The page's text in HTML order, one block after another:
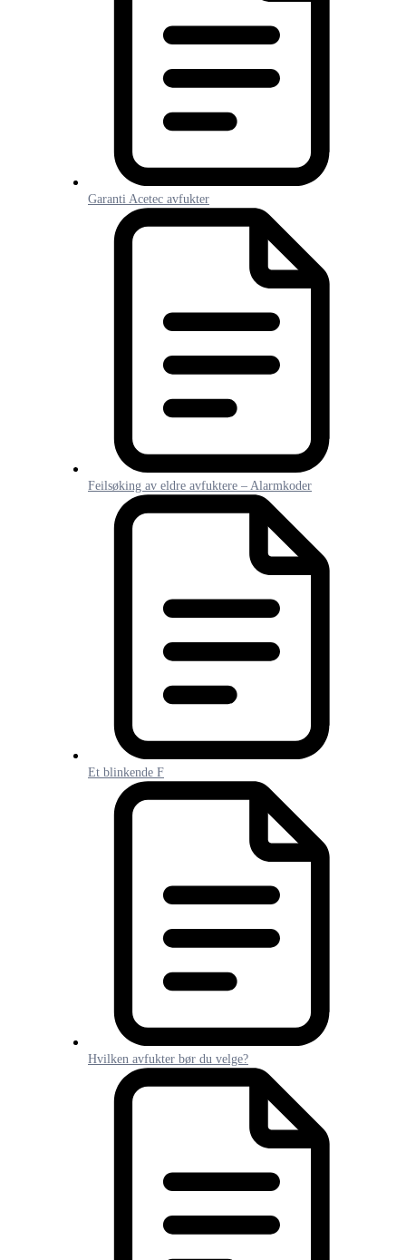
Garanti Acetec avfukter
Feilsøking av eldre avfuktere – Alarmkoder
Et blinkende F
Hvilken avfukter bør du velge?